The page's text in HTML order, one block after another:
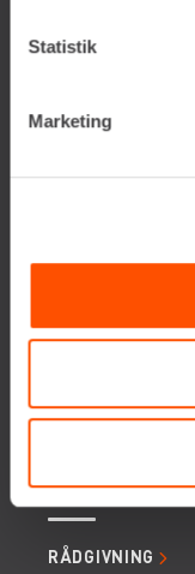
Statistik
Marketing
Tlf. +45 70206242
SERVICES
RÅDGIVNING